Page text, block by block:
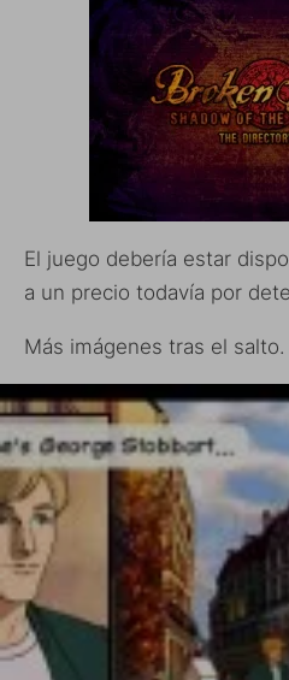
El juego debería estar
a un precio todavía por
Más imágenes tras el salto.